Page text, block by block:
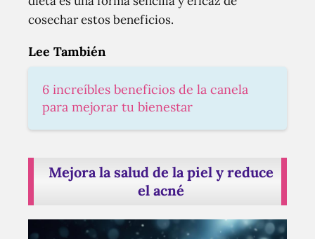
cosechar estos beneficios.
Lee También
6 increíbles beneficios de la canela
para mejorar tu bienestar
Mejora la salud de la piel y reduce
el acné